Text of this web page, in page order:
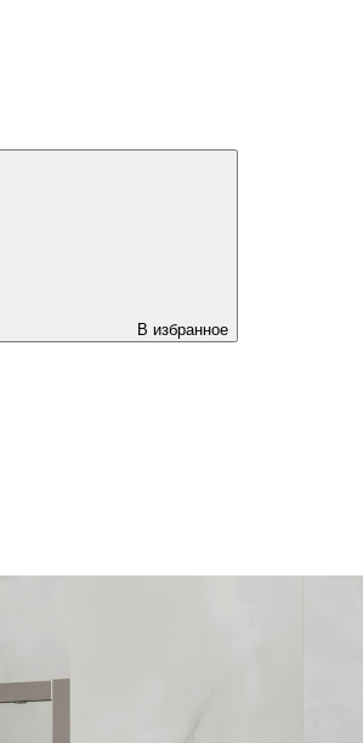
В избранное